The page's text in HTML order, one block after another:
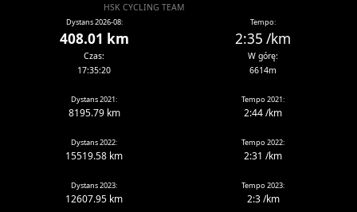
HSK CYCLING TEAM
Dystans 2026-08:
408.01 km
Tempo:
2:35 /km
Czas:
17:35:20
W górę:
6614m
Dystans 2021:
8195.79 km
Tempo 2021:
2:44 /km
Dystans 2022:
15519.58 km
Tempo 2022:
2:31 /km
Dystans 2023:
12607.95 km
Tempo 2023:
2:3 /km